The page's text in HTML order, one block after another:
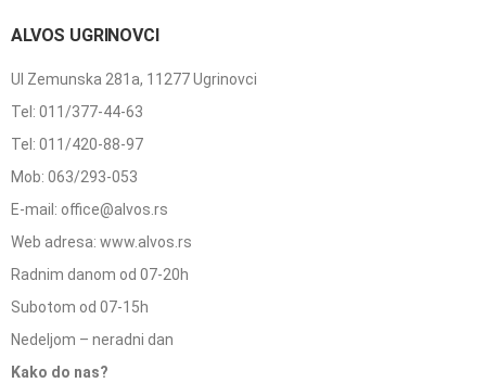
ALVOS UGRINOVCI
Ul Zemunska 281a, 11277 Ugrinovci
Tel: 011/377-44-63
Tel: 011/420-88-97
Mob: 063/293-053
E-mail: office@alvos.rs
Web adresa: www.alvos.rs
Radnim danom od 07-20h
Subotom od 07-15h
Nedeljom – neradni dan
Kako do nas?